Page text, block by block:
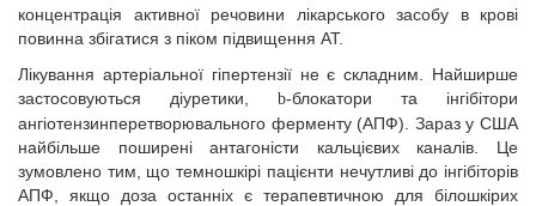
концентрація активної речовини лікарського засобу в крові
повинна збігатися з піком підвищення АТ.
Лікування артеріальної гіпертензії не є складним. Найширше
застосовуються діуретики, b-блокатори та інгібітори
ангіотензинперетворювального ферменту (АПФ). Зараз у США
найбільше поширені антагоністи кальцієвих каналів. Це
зумовлено тим, що темношкірі пацієнти нечутливі до інгібіторів
АПФ, якщо доза останніх є терапевтичною для білошкірих